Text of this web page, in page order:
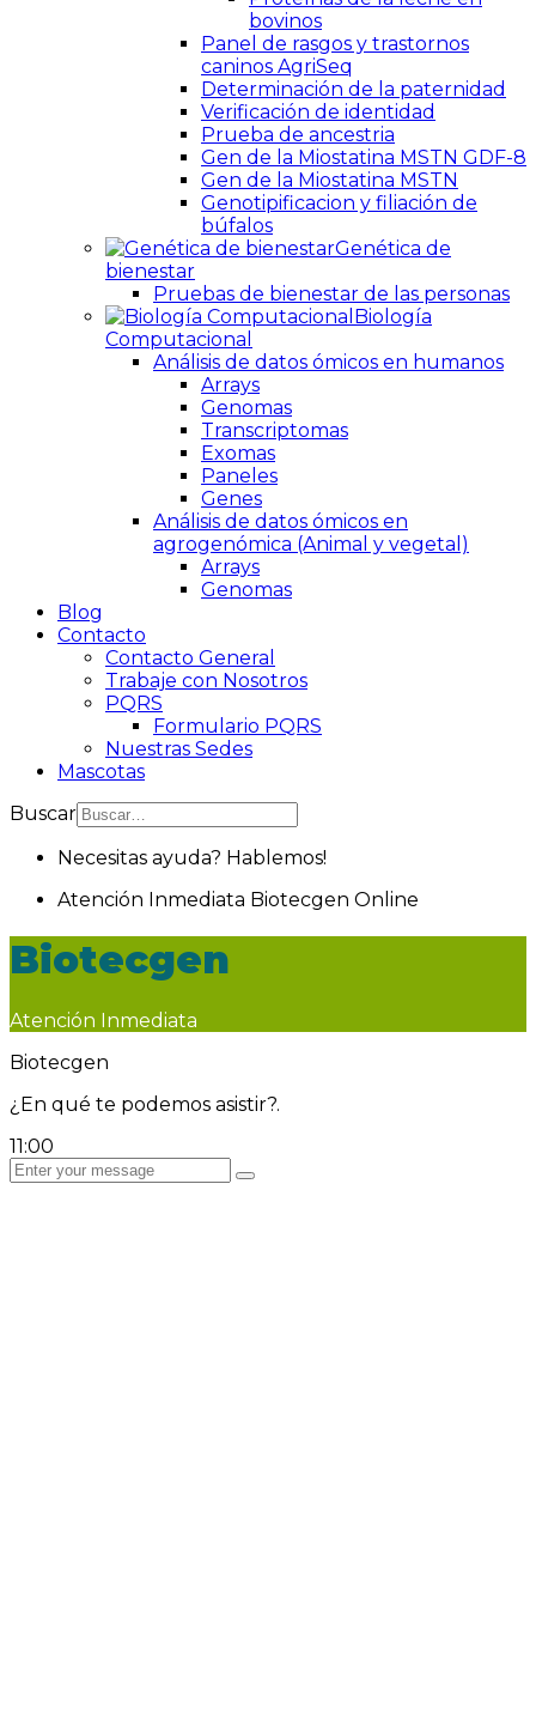
bovinos
Panel de rasgos y trastornos
caninos AgriSeq
Determinación de la paternidad
Verificación de identidad
Prueba de ancestria
Gen de la Miostatina MSTN GDF-8
Gen de la Miostatina MSTN
Genotipificacion y filiación de
búfalos
Genética de
bienestar
Pruebas de bienestar de las personas
Biología
Computacional
Análisis de datos ómicos en humanos
Arrays
Genomas
Transcriptomas
Exomas
Paneles
Genes
Análisis de datos ómicos en
agrogenómica (Animal y vegetal)
Arrays
Genomas
Blog
Contacto
Contacto General
Trabaje con Nosotros
PQRS
Formulario PQRS
Nuestras Sedes
Mascotas
Buscar
Necesitas ayuda? Hablemos!
Atención Inmediata Biotecgen Online
Biotecgen
Atención Inmediata
Biotecgen
¿En qué te podemos asistir?.
11:00